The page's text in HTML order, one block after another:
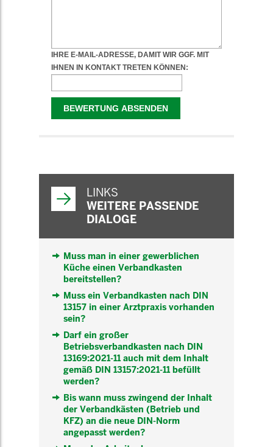
LINKS
WEITERE PASSENDE
DIALOGE
Muss man in einer gewerblichen
Küche einen Verbandkasten
bereitstellen?
Muss ein Verbandkasten nach DIN
13157 in einer Arztpraxis vorhanden
sein?
Darf ein großer
Betriebsverbandkasten nach DIN
13169:2021-11 auch mit dem Inhalt
gemäß DIN 13157:2021-11 befüllt
werden?
Bis wann muss zwingend der Inhalt
der Verbandkästen (Betrieb und
KFZ) an die neue DIN-Norm
angepasst werden?